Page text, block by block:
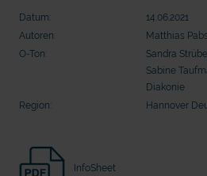
Seelsorge für Trucker: "Könige der
Landstraße" oder "Deppen der Nation"?
Datum:
14.06.2021
Autoren:
Matthias
O-Ton:
Sandra
Sabine
Diakonie
Region:
Hannover
InfoSheet